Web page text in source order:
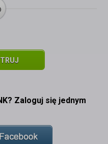
Zaloguj się jednym